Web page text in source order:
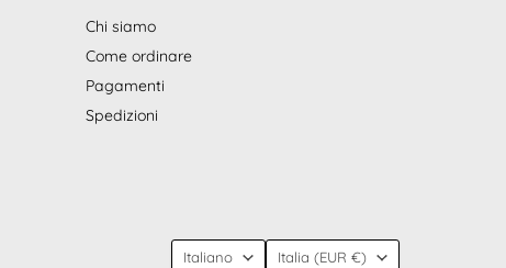
Chi siamo
Come ordinare
Pagamenti
Spedizioni
Lingua
Italiano Nazione
Italia (EUR €)